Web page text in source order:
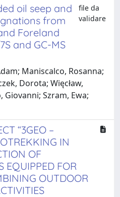
oil seep and
from
Foreland
and GC-MS
file da
validare
Maniscalco, Rosanna;
Dorota; Więcław,
Giovanni; Szram, Ewa;
“3GEO –
IN
OF
EQUIPPED FOR
OUTDOOR